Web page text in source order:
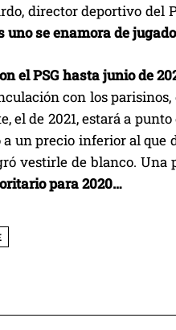
director deportivo del
se enamora de
el PSG hasta junio de
con los
el de 2021, estará a
un precio inferior al que
vestirle de blanco.
para 2020…